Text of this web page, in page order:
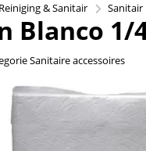
Reiniging & Sanitair Sanitair
Blanco 1/
Sanitaire accessoires